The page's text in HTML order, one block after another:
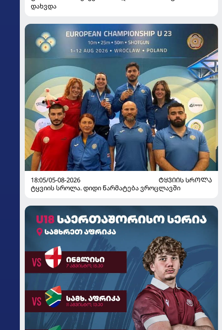
დახვდა
18:05/05-08-2026
ᲢᲧᲕᲘᲘᲡ ᲡᲠᲝᲚᲐ
ტყვიის სროლა. დიდი წარმატება ვროცლავში